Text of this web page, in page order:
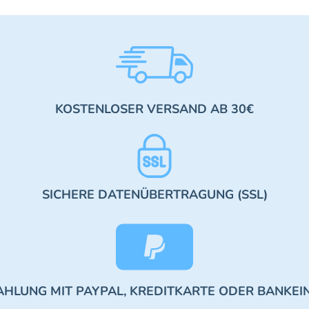
KOSTENLOSER VERSAND AB 30€
SICHERE DATENÜBERTRAGUNG (SSL)
MIT PAYPAL, KREDITKARTE ODER